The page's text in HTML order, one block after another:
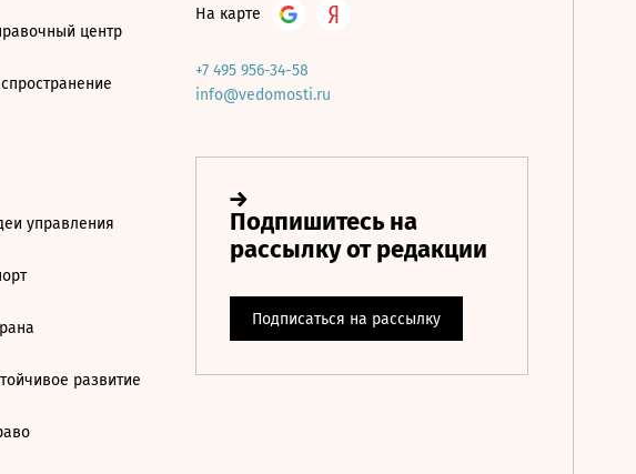
центр
управления
развитие
На карте
+7 495 956-34-58
info@vedomosti.ru